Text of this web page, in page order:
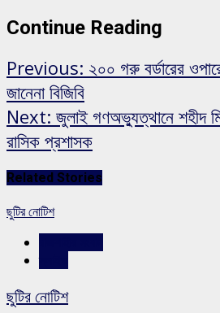
Continue Reading
Previous: ২০০ গরু বর্ডারের
জানেনা বিজিবি
Next: জুলাই গণঅভ্যুত্থানে শহীদ
রাসিক প্রশাসক
Related Stories
ছুটির নোটিশ
ছুটির নোটিশ